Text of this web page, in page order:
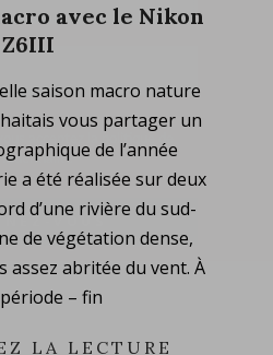
avec le Nikon
Z6III
saison macro nature
vous partager un
de l’année
a été réalisée sur deux
d’une rivière du sud-
de végétation dense,
assez abritée du vent. À
– fin
LA LECTURE